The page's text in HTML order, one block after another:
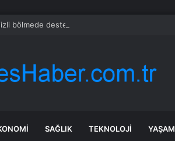
bölmede deste deste para buldu
SAĞLIK TEKNOLOJI YAŞAM